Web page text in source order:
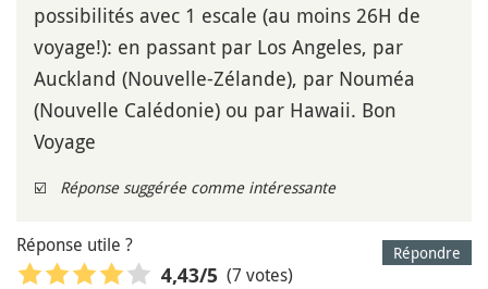
possibilités avec 1 escale (au moins 26H de
voyage!): en passant par Los Angeles, par
Auckland (Nouvelle-Zélande), par Nouméa
(Nouvelle Calédonie) ou par Hawaii. Bon
Voyage
☑️ Réponse suggérée comme intéressante
Répondre
Réponse utile ?
4,43/5 (7 votes)